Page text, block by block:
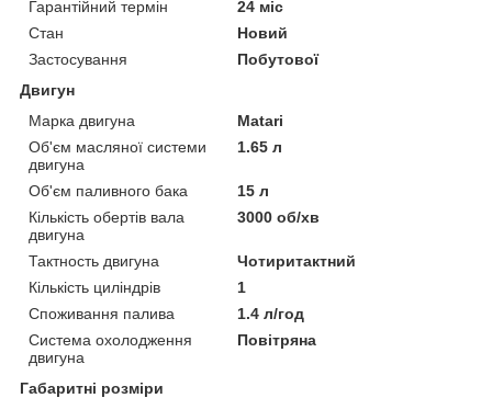
Гарантійний термін
24 міс
Стан
Новий
Застосування
Побутової
Двигун
Марка двигуна
Matari
Об'єм масляної системи
двигуна
1.65 л
Об'єм паливного бака
15 л
Кількість обертів вала
двигуна
3000 об/хв
Тактность двигуна
Чотиритактний
Кількість циліндрів
1
Споживання палива
1.4 л/год
Система охолодження
двигуна
Повітряна
Габаритні розміри